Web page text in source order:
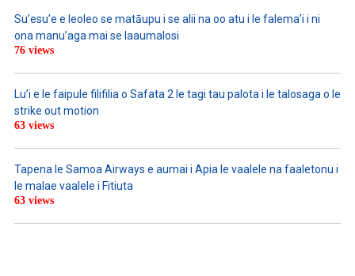
Su’esu’e e leoleo se matāupu i se alii na oo atu i le falema’i i ni
ona manu’aga mai se laaumalosi
76 views
Lu’i e le faipule filifilia o Safata 2 le tagi tau palota i le talosaga o le
strike out motion
63 views
Tapena le Samoa Airways e aumai i Apia le vaalele na faaletonu i
le malae vaalele i Fitiuta
63 views